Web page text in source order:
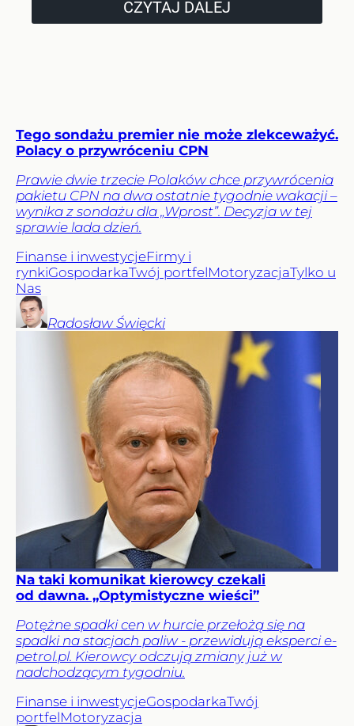
CZYTAJ DALEJ
Tego sondażu premier nie może zlekceważyć.
Polacy o przywróceniu CPN
Prawie dwie trzecie Polaków chce przywrócenia
pakietu CPN na dwa ostatnie tygodnie wakacji –
wynika z sondażu dla „Wprost”. Decyzja w tej
sprawie lada dzień.
Finanse i inwestycjeFirmy i
rynkiGospodarkaTwój portfelMotoryzacjaTylko u
Nas
Radosław Święcki
Na taki komunikat kierowcy czekali
od dawna. „Optymistyczne wieści”
Potężne spadki cen w hurcie przełożą się na
spadki na stacjach paliw - przewidują eksperci e-
petrol.pl. Kierowcy odczują zmiany już w
nadchodzącym tygodniu.
Finanse i inwestycjeGospodarkaTwój
portfelMotoryzacja